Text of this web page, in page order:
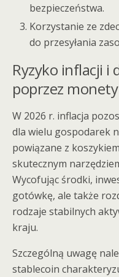
bezpieczeństwa.
Korzystanie ze
do przesyłania
Ryzyko inflacji i
poprzez
W 2026 r. inflacja
dla wielu gospodarek
powiązane z
skutecznym
Wycofując środki,
gotówkę, ale także
rodzaje stabilnych
kraju.
Szczególną uwagę
stablecoin